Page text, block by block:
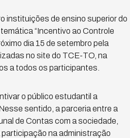
instituições de ensino superior do
“Incentivo ao Controle
dia 15 de setembro pela
no site do TCE-TO, na
a todos os participantes.
o público estudantil a
sentido, a parceria entre a
de Contas com a sociedade,
na administração